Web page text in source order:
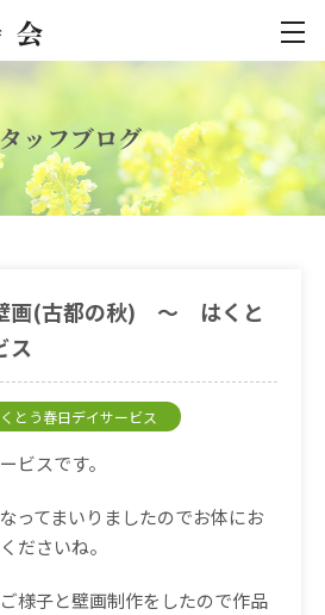
ッフブログ
画(古都の秋) ～ はくと
ス
とう春日デイサービス
ビスです。
ってまいりましたのでお体にお
ださいね。
様子と壁画制作をしたので作品